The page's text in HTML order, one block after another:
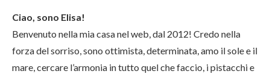
Ciao, sono Elisa!
Benvenuto nella mia casa nel web, dal 2012! Credo nella
forza del sorriso, sono ottimista, determinata, amo il sole e il
mare, cercare l’armonia in tutto quel che faccio, i pistacchi e